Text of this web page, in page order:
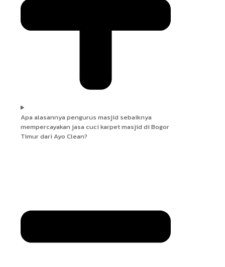
Apa alasannya pengurus masjid sebaiknya
mempercayakan jasa cuci karpet masjid di Bogor
Timur dari Ayo Clean?